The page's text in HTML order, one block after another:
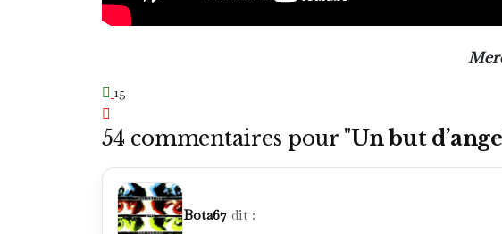
15
54 commentaires pour "Un but d’ange
Bota67 dit :